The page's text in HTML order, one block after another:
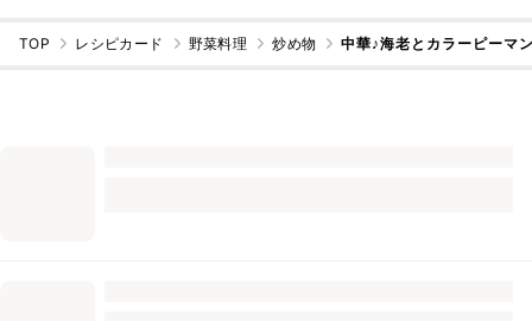
TOP レシピカード 野菜料理 炒め物 中華♪海老とカラーピーマ